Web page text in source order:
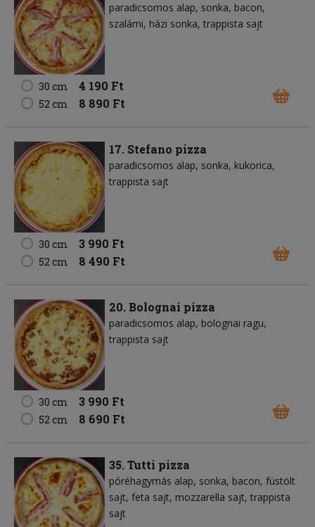
paradicsomos alap sonka bacon
szalámi házi sonka trappista sajt
30 cm 4 190 Ft
52 cm 8 890 Ft
17. Stefano pizza
paradicsomos alap sonka kukorica
trappista sajt
30 cm 3 990 Ft
52 cm 8 490 Ft
20. Bolognai pizza
paradicsomos alap bolognai ragu
trappista sajt
30 cm 3 990 Ft
52 cm 8 690 Ft
35. Tutti pizza
póréhagymás alap sonka bacon füstölt
sajt feta sajt mozzarella sajt trappista
sajt